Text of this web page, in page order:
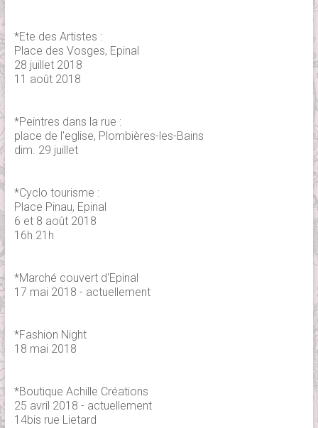
*Ete des Artistes :
Place des Vosges, Epinal
28 juillet 2018
11 août 2018
*Peintres dans la rue :
place de l'eglise, Plombières-les-Bains
dim. 29 juillet
*Cyclo tourisme :
Place Pinau, Epinal
6 et 8 août 2018
16h 21h
*Marché couvert d'Epinal
17 mai 2018 - actuellement
*Fashion Night
18 mai 2018
*Boutique Achille Créations
25 avril 2018 - actuellement
14bis rue Lietard